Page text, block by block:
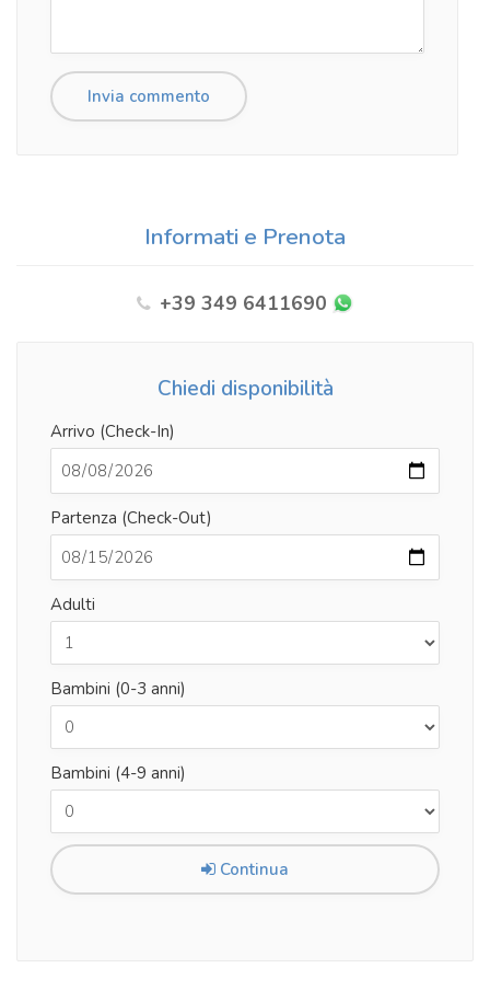
Informati e Prenota
+39 349 6411690
Chiedi disponibilità
Arrivo (Check-In)
Partenza (Check-Out)
Adulti
Bambini (0-3 anni)
Bambini (4-9 anni)
Continua